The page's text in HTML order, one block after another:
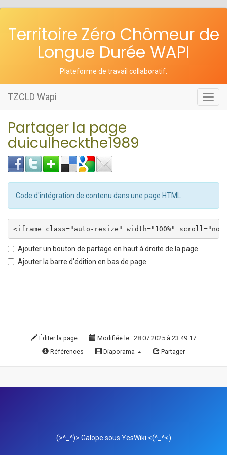
Territoire Zéro Chômeur de
Longue Durée WAPI
Plateforme de travail collaboratif
TZCLD Wapi
Partager la page
duiculheckthe1989
Code d'intégration de contenu dans une page HTML
Ajouter un bouton de partage en haut à droite de la page
Ajouter la barre d'édition en bas de page
Éditer la page
Modifiée le : 28.07.2025 à 23:49:17
Références
Diaporama Partager
(>^_^)> Galope sous YesWiki <(^_^<)